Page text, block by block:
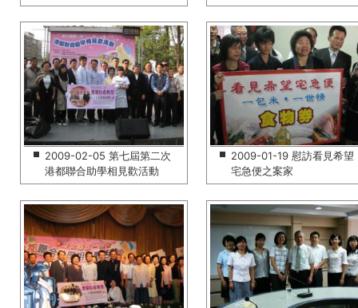
2009-02-05 第七屆第二次
港都聯合助學相見歡活動
2009-01-19 慰訪看見希望
宅急便之案家